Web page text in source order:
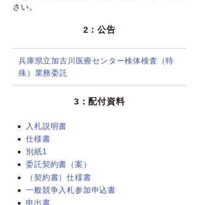
さい。
2：公告
兵庫県立加古川医療センター検体検査（特
殊）業務委託
3：配付資料
入札説明書
仕様書
別紙1
委託契約書（案）
（契約書）仕様書
一般競争入札参加申込書
申出書